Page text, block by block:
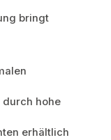
bringt
hohe
erhältlich